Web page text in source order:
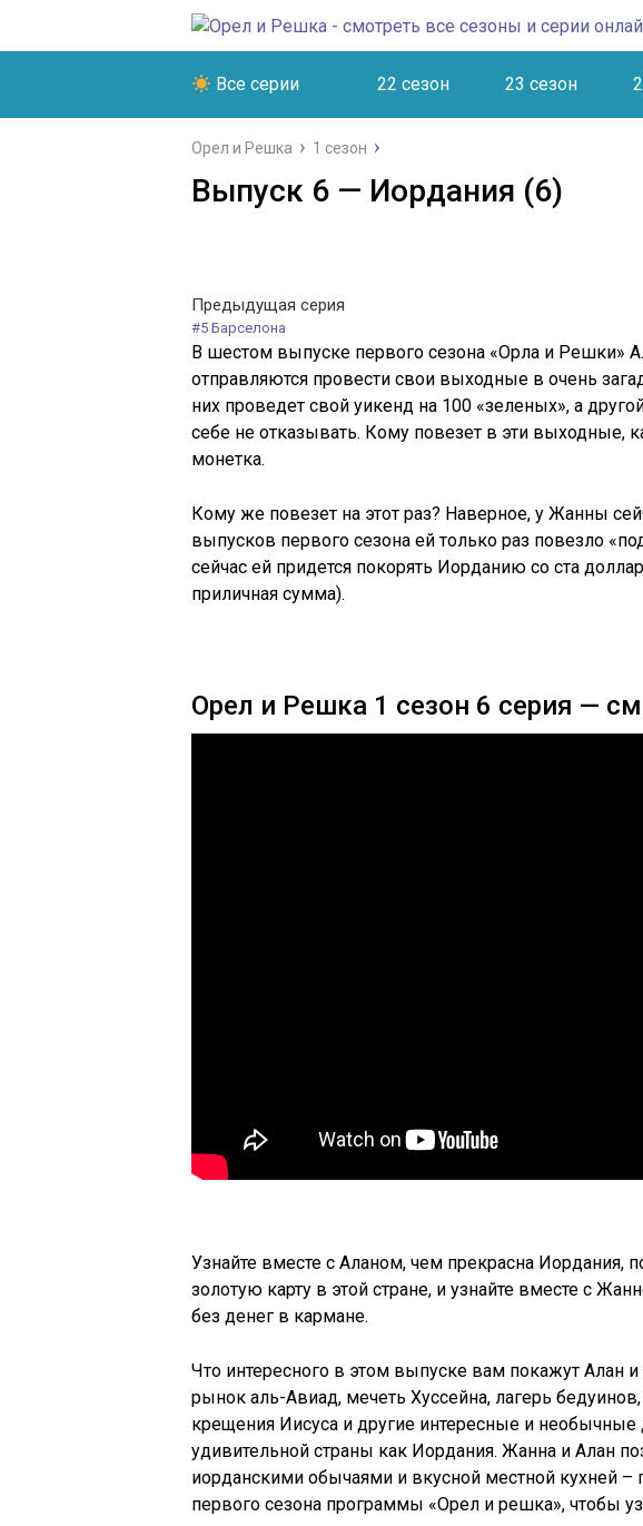
Все серии 22 сезон 23 сезон
Орел и Решка 1 сезон
Выпуск 6 — Иордания (6)
Предыдущая серия
#5 Барселона
В шестом выпуске первого сезона «Орла и Решки»
отправляются провести свои выходные в очень
них проведет свой уикенд на 100 «зеленых», а
себе не отказывать. Кому повезет в эти выходные,
монетка.
Кому же повезет на этот раз? Наверное, у Жанны
выпусков первого сезона ей только раз повезло
сейчас ей придется покорять Иорданию со ста
приличная сумма).
Орел и Решка 1 сезон 6 серия —
Узнайте вместе с Аланом, чем прекрасна Иордания,
золотую карту в этой стране, и узнайте вместе с
без денег в кармане.
Что интересного в этом выпуске вам покажут Алан
рынок аль-Авиад, мечеть Хуссейна, лагерь
крещения Иисуса и другие интересные и необычные
удивительной страны как Иордания. Жанна и Алан
иорданскими обычаями и вкусной местной кухней –
первого сезона программы «Орел и решка», чтобы